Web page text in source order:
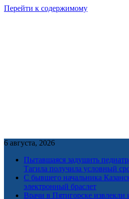
Перейти к содержимому
6 августа, 2026
Пытавшаяся задушить
Тагила получила условный
С бывшего начальника
электронный браслет
Врачи в Пятигорске извлекли